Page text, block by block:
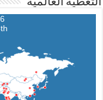
التغطية العالمية